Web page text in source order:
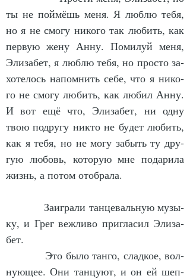
ты не пой­мёшь ме­ня. Я люб­лю те­бя,
но я не смо­гу ни­ко­го так лю­бить, как
пер­вую же­ну Ан­ну. По­ми­луй ме­ня,
Эли­за­бет, я люб­лю те­бя, но прос­то за­
хо­те­лось на­пом­нить се­бе, что я ни­ко­
го не смо­гу лю­бить, как лю­бил Ан­ну.
И вот ещё что, Эли­за­бет, ни од­ну
твою под­ру­гу ни­кто не бу­дет лю­бить,
как я те­бя, но не мо­гу за­быть ту дру­
гую лю­бовь, ко­то­рую мне по­да­ри­ла
жизнь, а по­том ото­бра­ла.
ку, и Грег веж­ли­во при­гла­сил Эли­за­
бет.
ну­ю­щее. Они тан­цу­ют, и он ей шеп­